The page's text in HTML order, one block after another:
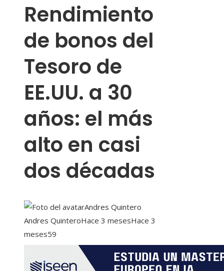
Rendimiento
de bonos del
Tesoro de
EE.UU. a 30
años: el más
alto en casi
dos décadas
Andres Quintero
Andres QuinteroHace 3 mesesHace 3
meses59